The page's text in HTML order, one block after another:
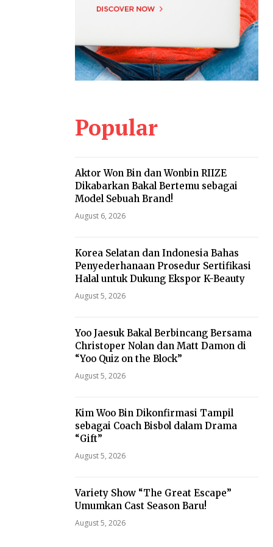
Popular
Aktor Won Bin dan Wonbin RIIZE
Dikabarkan Bakal Bertemu sebagai
Model Sebuah Brand!
August 6, 2026
Korea Selatan dan Indonesia Bahas
Penyederhanaan Prosedur Sertifikasi
Halal untuk Dukung Ekspor K-Beauty
August 5, 2026
Yoo Jaesuk Bakal Berbincang Bersama
Christoper Nolan dan Matt Damon di
“Yoo Quiz on the Block”
August 5, 2026
Kim Woo Bin Dikonfirmasi Tampil
sebagai Coach Bisbol dalam Drama
“Gift”
August 5, 2026
Variety Show “The Great Escape”
Umumkan Cast Season Baru!
August 5, 2026